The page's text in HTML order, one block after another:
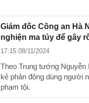
Giám đốc Công an Hà
nghiện ma túy để gây
17:15 08/11/2024
Theo Trung tướng Nguyễn
kẻ phản động dùng người
phạm tội.